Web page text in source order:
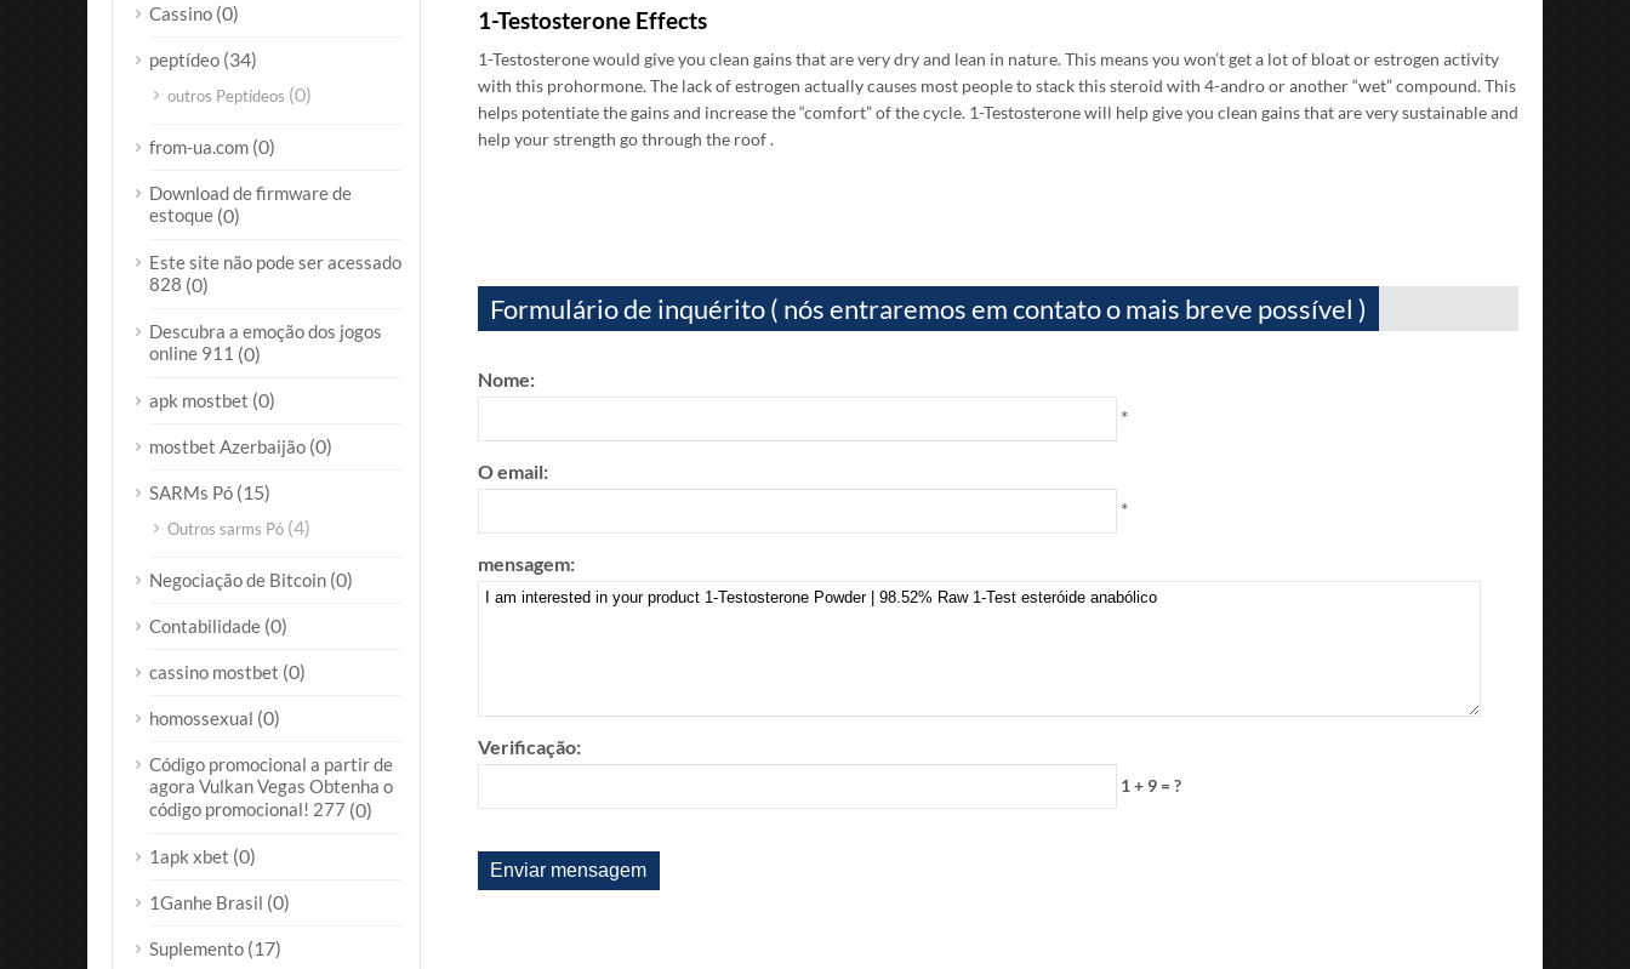
1-Testosterone Effects
1-Testosterone would give you clean gains that are very dry and lean in nature.This means you won’t get a lot of bloat or estrogen activity
with this prohormone.The lack of estrogen actually causes most people to stack this steroid with 4-andro or another “wet” compound.This
helps potentiate the gains and increase the “comfort” of the cycle. 1-Testosterone will help give you clean gains that are very sustainable and
help your strength go through the roof.
Formulário de inquérito ( nós entraremos em contato o mais breve possível )
Nome:
*
O email:
*
mensagem:
Verificação:
1 + 9 = ?
Cassino (0)
peptídeo (34)
outros Peptídeos (0)
from-ua.com (0)
Download de firmware de
estoque (0)
Este site não pode ser acessado
828 (0)
Descubra a emoção dos jogos
online 911 (0)
apk mostbet (0)
mostbet Azerbaijão (0)
SARMs Pó (15)
Outros sarms Pó (4)
Negociação de Bitcoin (0)
Contabilidade (0)
cassino mostbet (0)
homossexual (0)
Código promocional a partir de
agora Vulkan Vegas Obtenha o
código promocional! 277 (0)
1apk xbet (0)
1Ganhe Brasil (0)
Suplemento (17)